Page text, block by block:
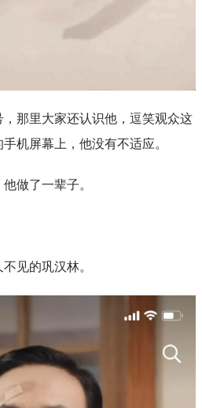
那里大家还认识他，逗笑观众这
机屏幕上，他没有不适应。
做了一辈子。
见的巩汉林。